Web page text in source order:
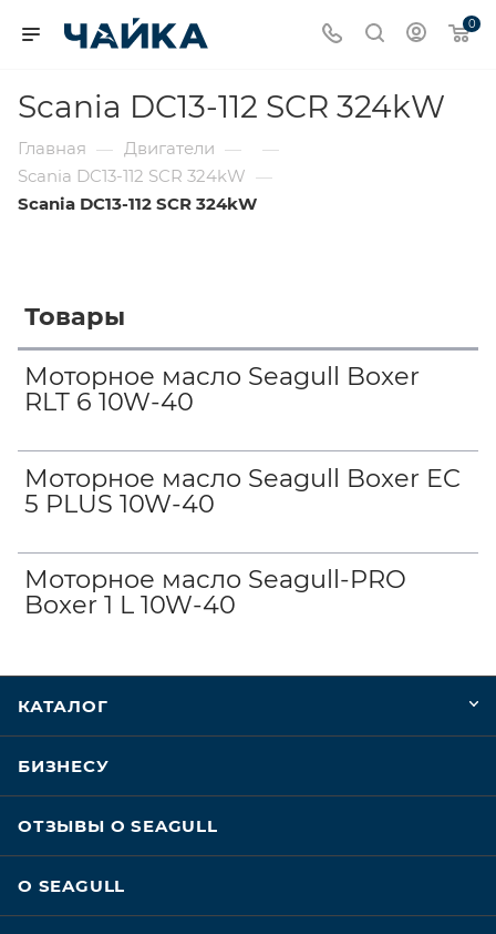
0
Scania DC13-112 SCR 324kW
Главная — Двигатели —
—
Scania DC13-112 SCR 324kW —
Scania DC13-112 SCR 324kW
Товары
Моторное масло Seagull Boxer
RLT 6 10W-40
Моторное масло Seagull Boxer EC
5 PLUS 10W-40
Моторное масло Seagull-PRO
Boxer 1 L 10W-40
КАТАЛОГ
БИЗНЕСУ
ОТЗЫВЫ О SEAGULL
О SEAGULL